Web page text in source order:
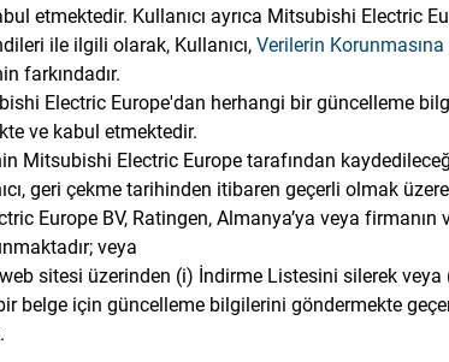
etmektedir. Kullanıcı ayrıca Mitsubishi Electric
ile ilgili olarak, Kullanıcı, Verilerin
farkındadır.
Electric Europe'dan herhangi bir güncelleme
ve kabul etmektedir.
Mitsubishi Electric Europe tarafından
geri çekme tarihinden itibaren geçerli olmak
Europe BV, Ratingen, Almanya’ya veya
veya
sitesi üzerinden (i) İndirme Listesini silerek
belge için güncelleme bilgilerini göndermekte